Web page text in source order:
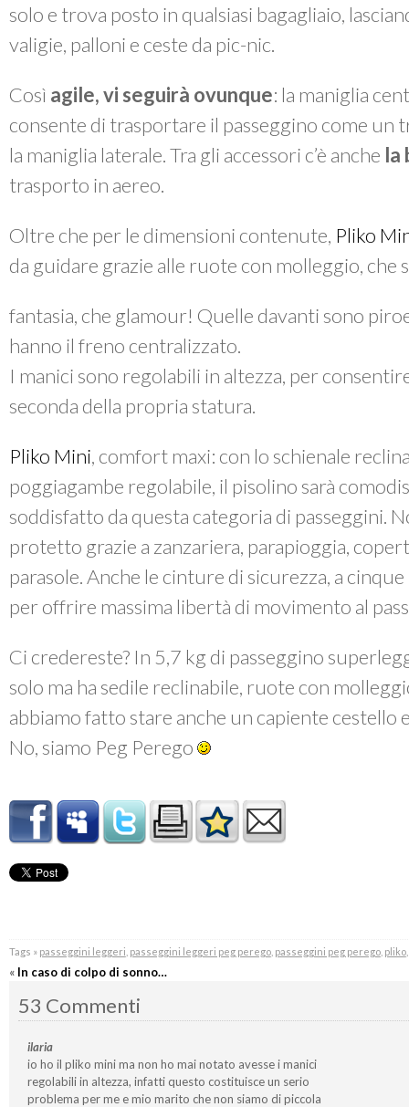
solo e trova posto in qualsiasi bagagliaio,
valigie, palloni e ceste da pic-nic.
Così agile, vi seguirà ovunque: la maniglia
consente di trasportare il passeggino come un
la maniglia laterale. Tra gli accessori c’è anche la
trasporto in aereo.
Oltre che per le dimensioni contenute, Pliko
da guidare grazie alle ruote con molleggio, che
fantasia, che glamour! Quelle davanti sono
hanno il freno centralizzato.
I manici sono regolabili in altezza, per
seconda della propria statura.
Pliko Mini, comfort maxi: con lo schienale
poggiagambe regolabile, il pisolino sarà
soddisfatto da questa categoria di passeggini.
protetto grazie a zanzariera, parapioggia,
parasole. Anche le cinture di sicurezza, a
per offrire massima libertà di movimento al
Ci credereste? In 5,7 kg di passeggino
solo ma ha sedile reclinabile, ruote con
abbiamo fatto stare anche un capiente cestello
No, siamo Peg Perego
Tags » passeggini leggeri passeggini leggeri peg perego, passeggini peg perego, pliko,
« In caso di colpo di sonno…
53 Commenti
ilaria
io ho il pliko mini ma non ho mai notato avesse i manici
regolabili in altezza, infatti questo costituisce un serio
problema per me e mio marito che non siamo di piccola